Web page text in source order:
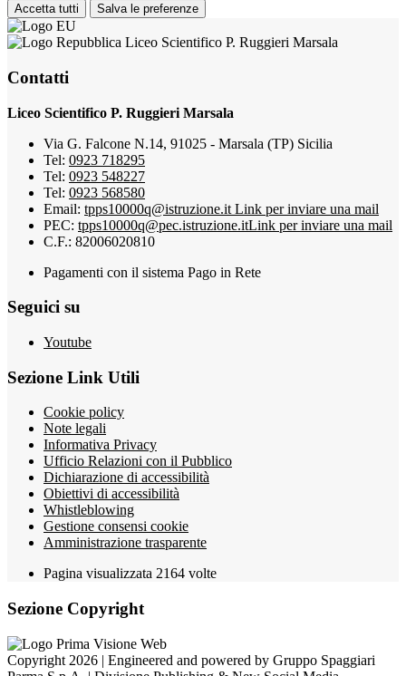
Accetta tutti Salva le preferenze
Liceo Scientifico P. Ruggieri Marsala
Contatti
Liceo Scientifico P. Ruggieri Marsala
Via G. Falcone N.14, 91025 - Marsala (TP) Sicilia
Tel: 0923 718295
Tel: 0923 548227
Tel: 0923 568580
Email: tpps10000q@istruzione.it Link per inviare una mail
PEC: tpps10000q@pec.istruzione.itLink per inviare una mail
C.F.: 82006020810
Pagamenti con il sistema Pago in Rete
Seguici su
Youtube
Sezione Link Utili
Cookie policy
Note legali
Informativa Privacy
Ufficio Relazioni con il Pubblico
Dichiarazione di accessibilità
Obiettivi di accessibilità
Whistleblowing
Gestione consensi cookie
Amministrazione trasparente
Pagina visualizzata 2164 volte
Sezione Copyright
Copyright 2026 | Engineered and powered by Gruppo Spaggiari